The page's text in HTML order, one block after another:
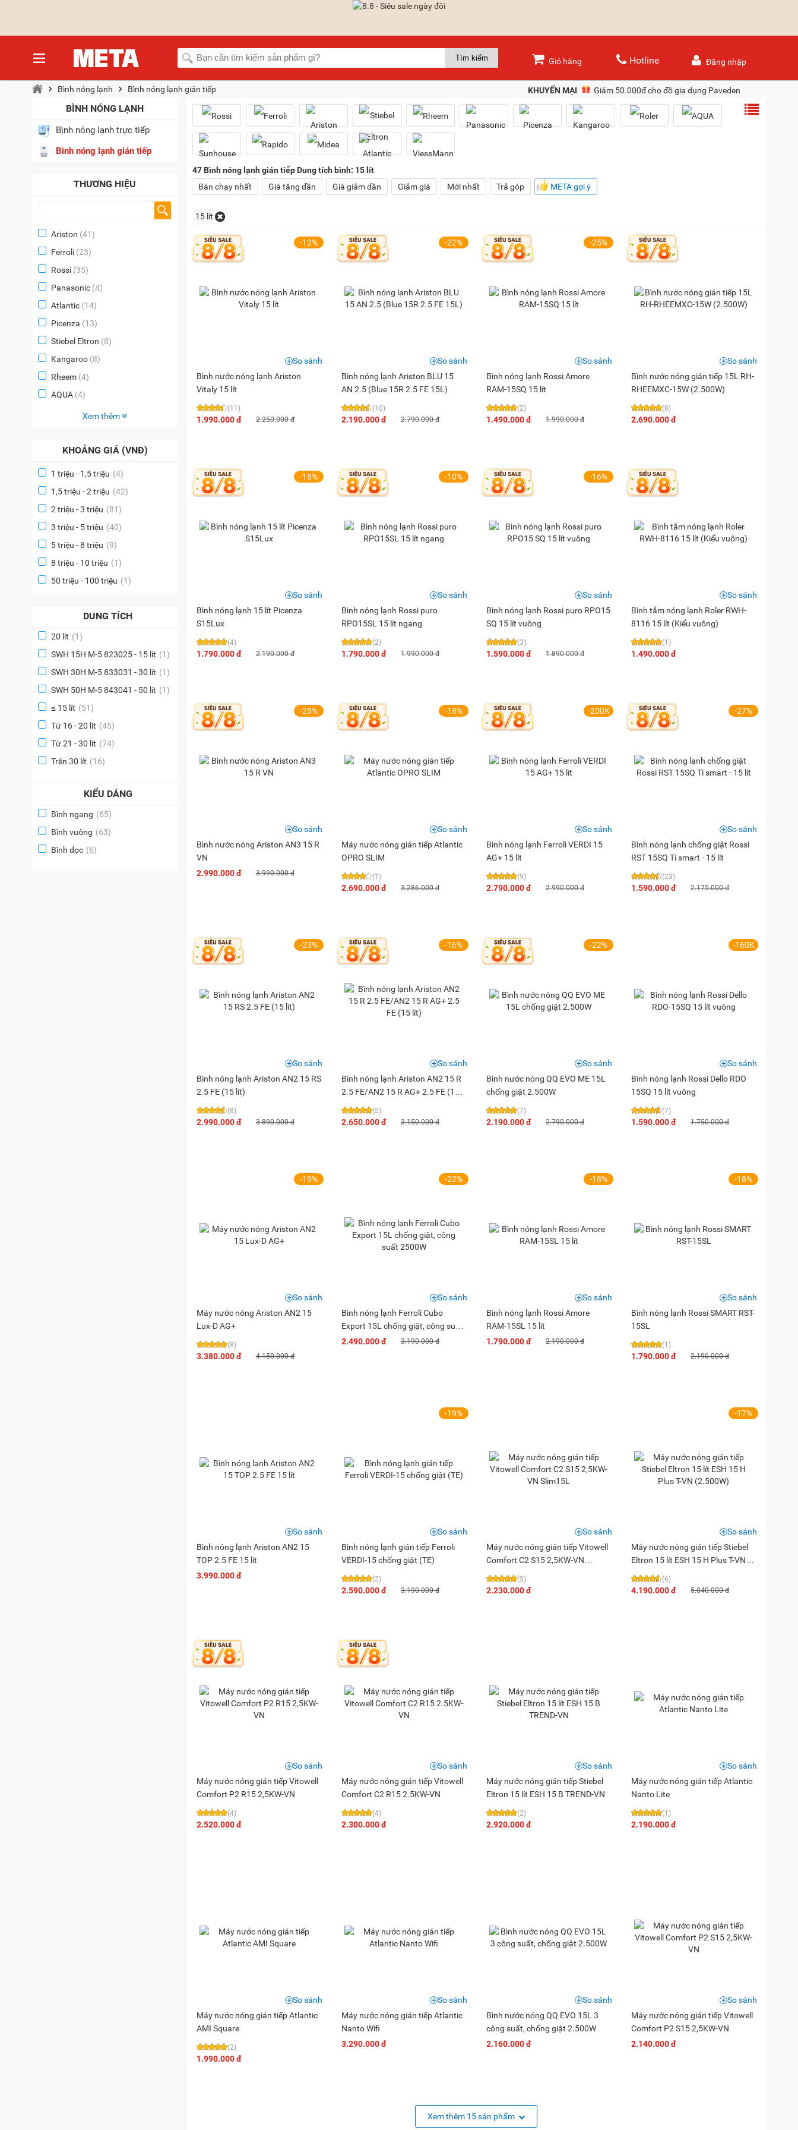
Đăng nhập
Giỏ hàng Hotline
KHUYẾN MẠI Giảm 50.000đ cho đồ gia dụng Paveden
Bình nóng lạnh Bình nóng lạnh gián tiếp
BÌNH NÓNG LẠNH
Bình nóng lạnh trực tiếp
Bình nóng lạnh gián tiếp
THƯƠNG HIỆU
Ariston (41)
Ferroli (23)
Rossi (35)
Panasonic (4)
Atlantic (14)
Picenza (13)
Stiebel Eltron (8)
Kangaroo (8)
Rheem (4)
AQUA (4)
Xem thêm
KHOẢNG GIÁ (VNĐ)
1 triệu - 1,5 triệu (4)
1,5 triệu - 2 triệu (42)
2 triệu - 3 triệu (81)
3 triệu - 5 triệu (40)
5 triệu - 8 triệu (9)
8 triệu - 10 triệu (1)
50 triệu - 100 triệu (1)
DUNG TÍCH
20 lít (1)
SWH 15H M-5 823025 - 15 lít (1)
SWH 30H M-5 833031 - 30 lít (1)
SWH 50H M-5 843041 - 50 lít (1)
≤ 15 lít (51)
Từ 16 - 20 lít (45)
Từ 21 - 30 lít (74)
Trên 30 lít (16)
KIỂU DÁNG
Bình ngang (65)
Bình vuông (63)
Bình dọc (6)
47 Bình nóng lạnh gián tiếp Dung tích bình: 15 lít
Bán chạy nhất
Giá tăng dần Giá giảm dần Giảm giá Mới nhất Trả góp META gợi ý
15 lít
-12%
Bình nước nóng lạnh Ariston
Vitaly 15 lít
(11)
1.990.000 đ 2.250.000 đ
So sánh
-22%
Bình nóng lạnh Ariston BLU 15
AN 2.5 (Blue 15R 2.5 FE 15L)
(10)
2.190.000 đ 2.790.000 đ
So sánh
-25%
Bình nóng lạnh Rossi Amore
RAM-15SQ 15 lít
(2)
1.490.000 đ 1.990.000 đ
So sánh
Bình nước nóng gián tiếp 15L RH-
RHEEMXC-15W (2.500W)
(8)
2.690.000 đ
So sánh
-18%
Bình nóng lạnh 15 lít Picenza
S15Lux
(4)
1.790.000 đ 2.190.000 đ
So sánh
-10%
Bình nóng lạnh Rossi puro
RPO15SL 15 lít ngang
(2)
1.790.000 đ 1.990.000 đ
So sánh
-16%
Bình nóng lạnh Rossi puro RPO15
SQ 15 lít vuông
(3)
1.590.000 đ 1.890.000 đ
So sánh
Bình tắm nóng lạnh Roler RWH-
8116 15 lít (Kiểu vuông)
(1)
1.490.000 đ
So sánh
-25%
Bình nước nóng Ariston AN3 15 R
VN
2.990.000 đ
3.990.000 đ
So sánh
-18%
Máy nước nóng gián tiếp Atlantic
OPRO SLIM
(1)
2.690.000 đ 3.286.000 đ
So sánh
-200K
Bình nóng lạnh Ferroli VERDI 15
AG+ 15 lít
(9)
2.790.000 đ 2.990.000 đ
So sánh
-27%
Bình nóng lạnh chống giật Rossi
RST 15SQ Ti smart - 15 lít
(23)
1.590.000 đ 2.175.000 đ
So sánh
-23%
Bình nóng lạnh Ariston AN2 15 RS
2.5 FE (15 lít)
(8)
2.990.000 đ 3.890.000 đ
So sánh
-16%
Bình nóng lạnh Ariston AN2 15 R
2.5 FE/AN2 15 R AG+ 2.5 FE (15
lít)
(5)
2.650.000 đ 3.150.000 đ
So sánh
-22%
Bình nước nóng QQ EVO ME 15L
chống giật 2.500W
(7)
2.190.000 đ 2.790.000 đ
So sánh
-160K
Bình nóng lạnh Rossi Dello RDO-
15SQ 15 lít vuông
(7)
1.590.000 đ 1.750.000 đ
So sánh
-19%
Máy nước nóng Ariston AN2 15
Lux-D AG+
(8)
3.380.000 đ 4.150.000 đ
So sánh
-22%
Bình nóng lạnh Ferroli Cubo
Export 15L chống giật, công suất
2500W
2.490.000 đ 3.190.000 đ
So sánh
-18%
Bình nóng lạnh Rossi Amore
RAM-15SL 15 lít
1.790.000 đ
2.190.000 đ
So sánh
-18%
Bình nóng lạnh Rossi SMART RST-
15SL
(1)
1.790.000 đ 2.190.000 đ
So sánh
Bình nóng lạnh Ariston AN2 15
TOP 2.5 FE 15 lít
3.990.000 đ
So sánh
-19%
Bình nóng lạnh gián tiếp Ferroli
VERDI-15 chống giật (TE)
(2)
2.590.000 đ 3.190.000 đ
So sánh
Máy nước nóng gián tiếp Vitowell
Comfort C2 S15 2,5KW-VN
Slim15L
(5)
2.230.000 đ
So sánh
-17%
Máy nước nóng gián tiếp Stiebel
Eltron 15 lít ESH 15 H Plus T-VN
(2.500W)
(6)
4.190.000 đ 5.040.000 đ
So sánh
Máy nước nóng gián tiếp Vitowell
Comfort P2 R15 2,5KW-VN
(4)
2.520.000 đ
So sánh
Máy nước nóng gián tiếp Vitowell
Comfort C2 R15 2.5KW-VN
(4)
2.300.000 đ
So sánh
Máy nước nóng gián tiếp Stiebel
Eltron 15 lít ESH 15 B TREND-VN
(2)
2.920.000 đ
So sánh
Máy nước nóng gián tiếp Atlantic
Nanto Lite
(1)
2.190.000 đ
So sánh
Máy nước nóng gián tiếp Atlantic
AMI Square
(2)
1.990.000 đ
So sánh
Máy nước nóng gián tiếp Atlantic
Nanto Wifi
3.290.000 đ
So sánh
Bình nước nóng QQ EVO 15L 3
công suất, chống giật 2.500W
2.160.000 đ
So sánh
Máy nước nóng gián tiếp Vitowell
Comfort P2 S15 2,5KW-VN
2.140.000 đ
So sánh
Xem thêm 15 sản phẩm